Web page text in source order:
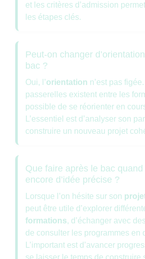
et les critères d’admission
les étapes clés.
Peut-on changer
bac ?
Oui, l’orientation n’est pas
passerelles existent entre les
possible de se réorienter en
L’essentiel est d’analyser son
construire un nouveau projet
Que faire après le bac quand
encore d’idée précise ?
Lorsque l’on hésite sur son
peut être utile d’explorer
formations, d’échanger avec
de consulter les programmes en
L’important est d’avancer
se laisser le temps de construire